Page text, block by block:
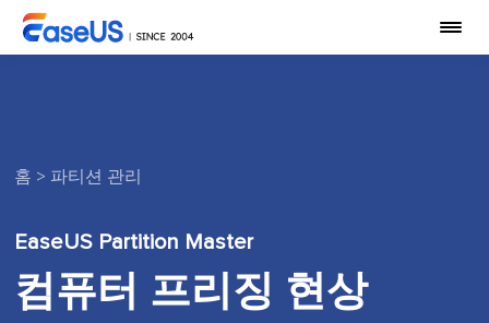
홈 > 파티션 관리
EaseUS Partition Master
컴퓨터 프리징 현상